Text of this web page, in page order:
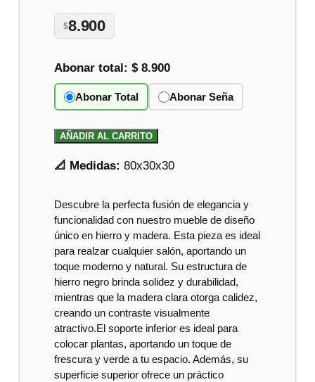
$8.900
Abonar total:$ 8.900
Abonar Total Abonar Seña
AÑADIR AL CARRITO
📐 Medidas: 80x30x30
Descubre la perfecta fusión de elegancia y
funcionalidad con nuestro mueble de diseño
único en hierro y madera. Esta pieza es ideal
para realzar cualquier salón, aportando un
toque moderno y natural. Su estructura de
hierro negro brinda solidez y durabilidad,
mientras que la madera clara otorga calidez,
creando un contraste visualmente
atractivo.El soporte inferior es ideal para
colocar plantas, aportando un toque de
frescura y verde a tu espacio. Además, su
superficie superior ofrece un práctico